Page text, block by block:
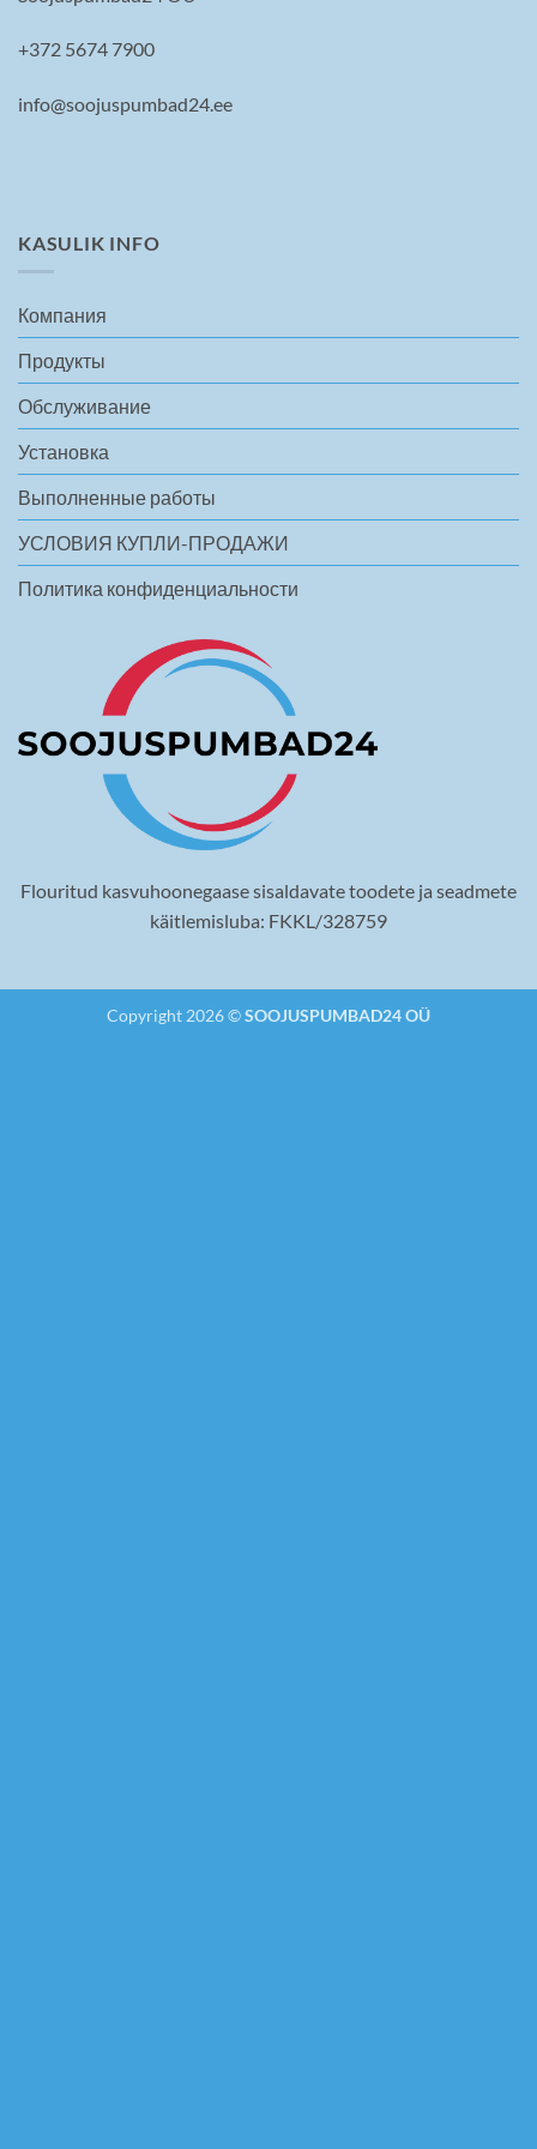
+372 5674 7900
info@soojuspumbad24.ee
KASULIK INFO
Компания
Продукты
Обслуживание
Установка
Выполненные работы
УСЛОВИЯ КУПЛИ-ПРОДАЖИ
Политика конфиденциальности
Flouritud kasvuhoonegaase sisaldavate toodete ja seadmete
käitlemisluba: FKKL/328759
Copyright 2026 ©SOOJUSPUMBAD24 OÜ